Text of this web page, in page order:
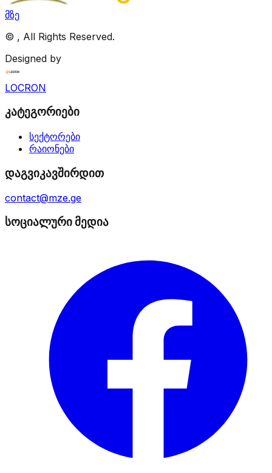
მზე
© , All Rights Reserved.
Designed by
LOCRON
კატეგორიები
სექტორები
რაიონები
დაგვიკავშირდით
contact@mze.ge
სოციალური მედია